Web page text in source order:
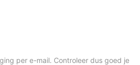
per e-mail. Controleer dus goed je